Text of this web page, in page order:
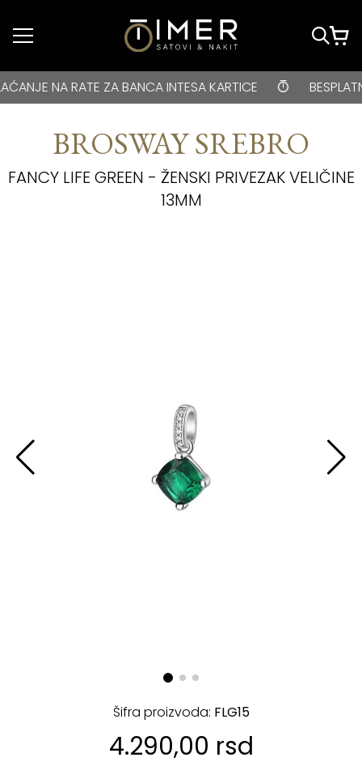
Idi do glavnog
BESPLATNA DOSTAVA za kupovine veće od 3000 rsd •
RATE ZA BANCA INTESA KARTICE BESPLATNA
BROSWAY SREBRO
FANCY LIFE GREEN - ŽENSKI PRIVEZAK VELIČINE
13MM
Šifra proizvoda: FLG15
4.290,00 rsd